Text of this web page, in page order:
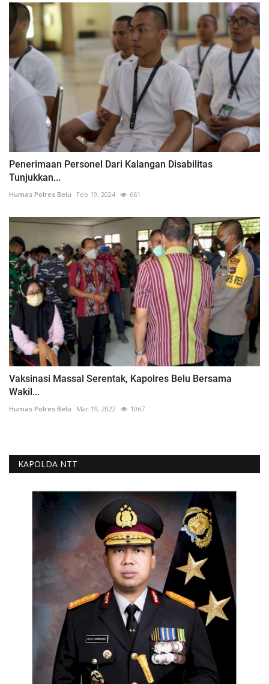
Penerimaan Personel Dari Kalangan Disabilitas
Tunjukkan...
Humas Polres Belu Feb 19, 2024 661
Vaksinasi Massal Serentak, Kapolres Belu Bersama
Wakil...
Humas Polres Belu Mar 19, 2022 1067
KAPOLDA NTT